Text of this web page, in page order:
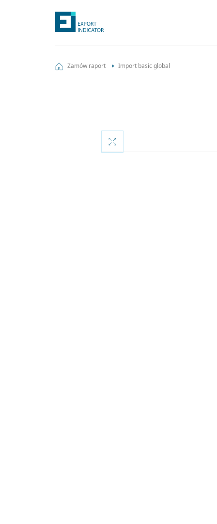
Zamów raport Import basic global